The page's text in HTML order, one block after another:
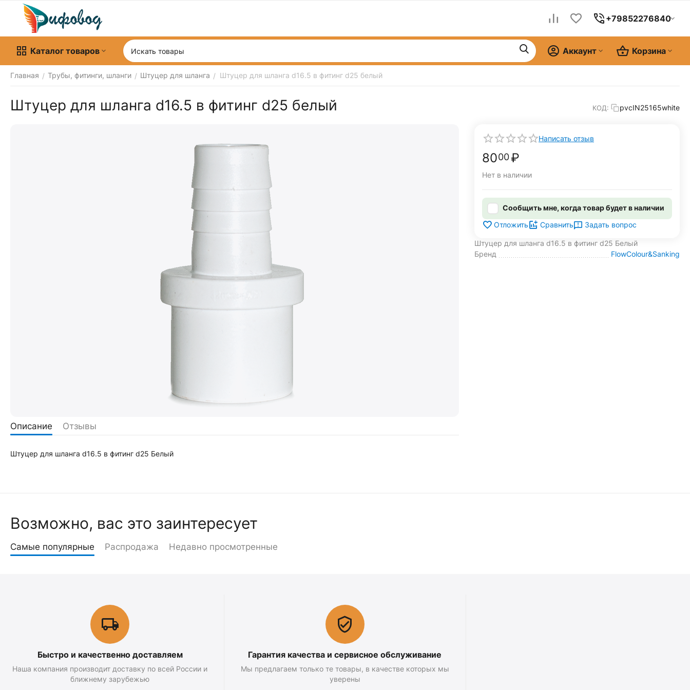
+79852276840
Каталог товаров Корзина
Аккаунт
Главная / Трубы, фитинги, шланги / Штуцер для шланга / Штуцер для шланга d16.5 в фитинг d25 белый
Штуцер для шланга d16.5 в фитинг d25 белый КОД: pvcIN25165white
Написать отзыв
8000₽
Нет в наличии
Сообщить мне, когда товар будет в наличии
Отложить
Сравнить Задать вопрос
Штуцер для шланга d16.5 в фитинг d25 Белый
Бренд
FlowColour&Sanking
Описание Отзывы
Штуцер для шланга d16.5 в фитинг d25 Белый
Возможно, вас это заинтересует
Самые популярные Распродажа Недавно просмотренные
Быстро и качественно доставляем
Наша компания производит доставку по всей России и
ближнему зарубежью
Гарантия качества и сервисное обслуживание
Мы предлагаем только те товары, в качестве которых мы
уверены